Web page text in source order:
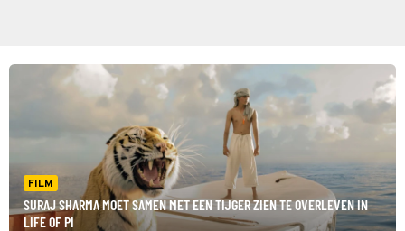
FILM
SURAJ SHARMA MOET SAMEN MET EEN TIJGER ZIEN TE OVERLEVEN IN
LIFE OF PI